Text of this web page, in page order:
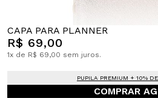
CAPA PARA PLANNER
R$ 69,00
1x de R$ 69,00 sem juros.
PUPILA PREMIUM + 10%
COMPRAR